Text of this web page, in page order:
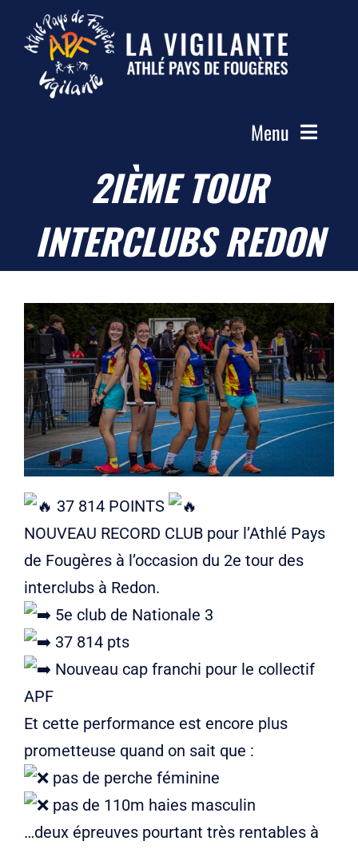
Passer
contenu
Menu
Le Club
Actualités
Les Groupes
Compétitions
Photos
Liens
Contact
2IÈME TOUR
INTERCLUBS REDON
37 814 POINTS
NOUVEAU RECORD CLUB pour l’Athlé Pays
de Fougères à l’occasion du 2e tour des
interclubs à Redon.
5e club de Nationale 3
37 814 pts
Nouveau cap franchi pour le collectif
APF
Et cette performance est encore plus
prometteuse quand on sait que :
pas de perche féminine
pas de 110m haies masculin
…deux épreuves pourtant très rentables à